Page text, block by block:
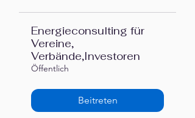
Energieconsulting für
Vereine,
Verbände,Investoren
Öffentlich
Beitreten